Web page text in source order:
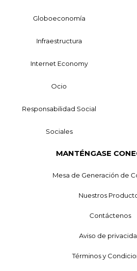
Globoeconomía
Infraestructura
Internet Economy
Ocio
Responsabilidad Social
Sociales
MANTÉNGASE
Mesa de Generación de
Nuestros
Contáctenos
Aviso de
Términos y